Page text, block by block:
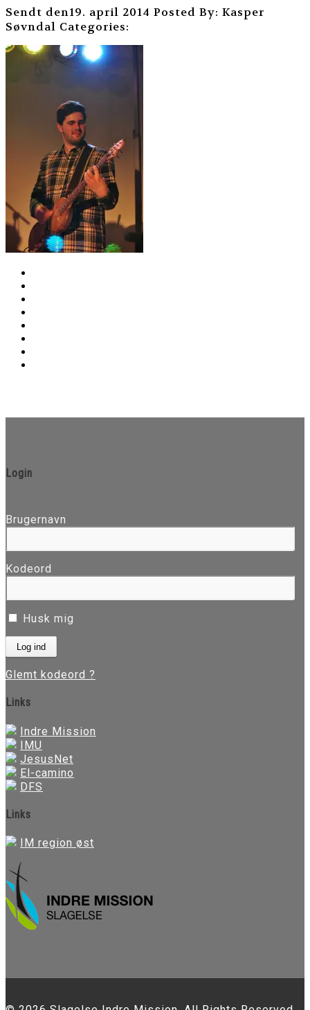
Sendt den19. april 2014 Posted By: Kasper
Søvndal Categories:
Login
Brugernavn
Kodeord
Husk mig
Glemt kodeord ?
Links
Indre Mission
IMU
JesusNet
El-camino
DFS
Links
IM region øst